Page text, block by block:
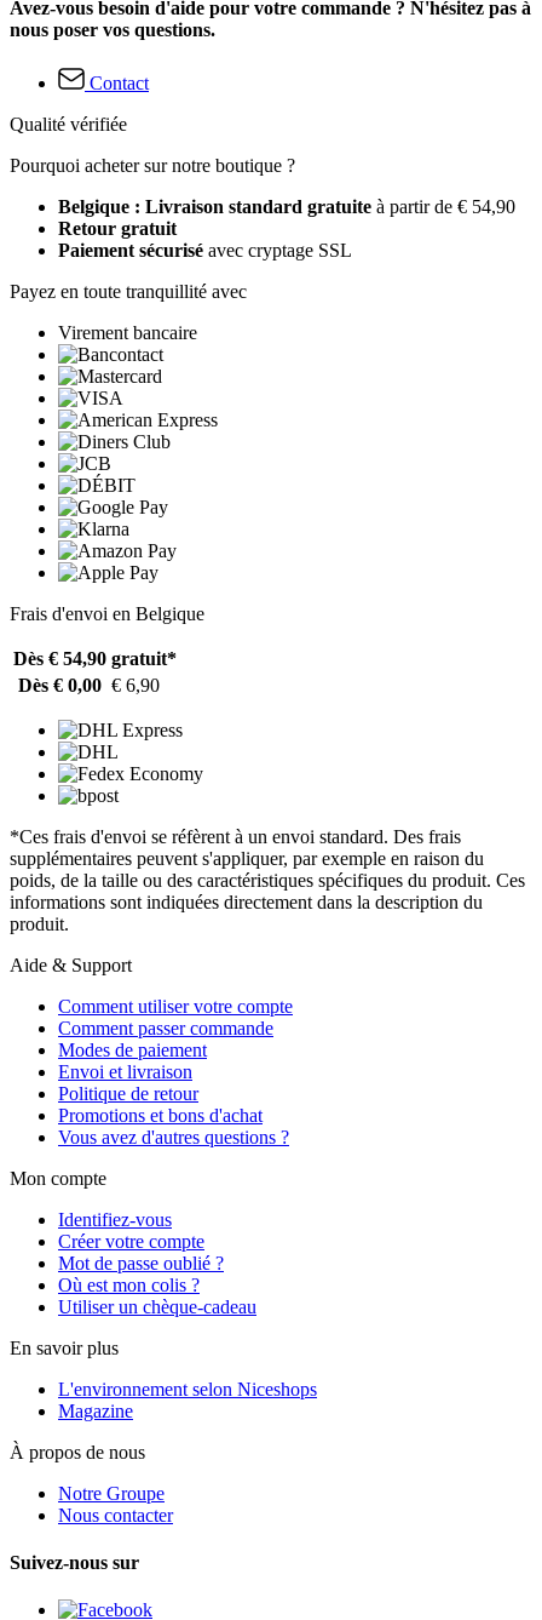
Avez-vous besoin d'aide pour votre commande ? N'hésitez pas à
nous poser vos questions.
Contact
Qualité vérifiée
Pourquoi acheter sur notre boutique ?
Belgique : Livraison standard gratuite à partir de € 54,90
Retour gratuit
Paiement sécurisé avec cryptage SSL
Payez en toute tranquillité avec
Virement bancaire
Frais d'envoi en Belgique
Dès € 54,90 gratuit*
Dès € 0,00 € 6,90
*Ces frais d'envoi se réfèrent à un envoi standard. Des frais
supplémentaires peuvent s'appliquer, par exemple en raison du
poids, de la taille ou des caractéristiques spécifiques du produit. Ces
informations sont indiquées directement dans la description du
produit.
Aide & Support
Comment utiliser votre compte
Comment passer commande
Modes de paiement
Envoi et livraison
Politique de retour
Promotions et bons d'achat
Vous avez d'autres questions ?
Mon compte
Identifiez-vous
Créer votre compte
Mot de passe oublié ?
Où est mon colis ?
Utiliser un chèque-cadeau
En savoir plus
L'environnement selon Niceshops
Magazine
À propos de nous
Notre Groupe
Nous contacter
Suivez-nous sur